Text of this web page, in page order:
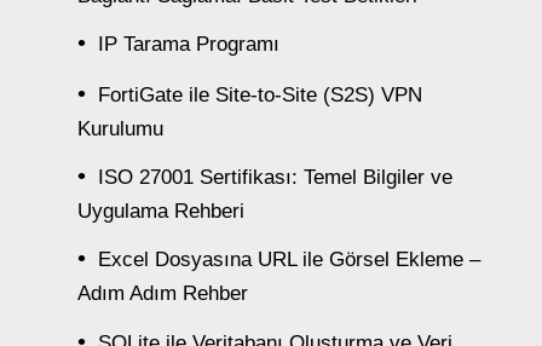
IP Tarama Programı
FortiGate ile Site-to-Site (S2S) VPN
Kurulumu
ISO 27001 Sertifikası: Temel Bilgiler ve
Uygulama Rehberi
Excel Dosyasına URL ile Görsel Ekleme –
Adım Adım Rehber